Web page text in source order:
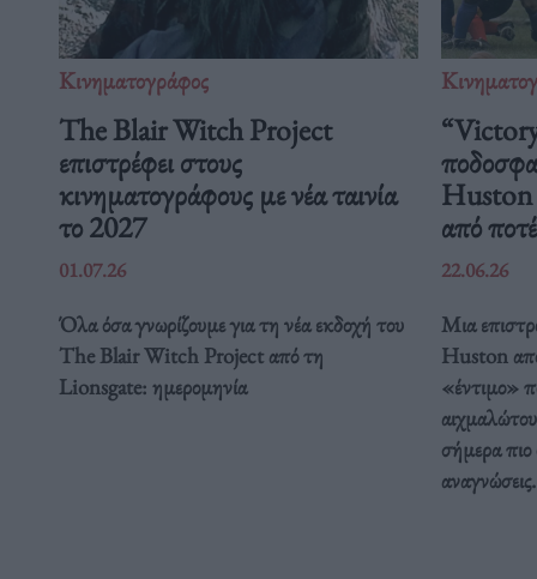
Κινηματογράφος
The Blair Witch Project
επιστρέφει στους
κινηματογράφους με νέα ταινία
το 2027
01.07.26
Όλα όσα γνωρίζουμε για τη νέα εκδοχή του
The Blair Witch Project από τη
Lionsgate: ημερομηνία
Huston
από ποτέ
22.06.26
Μια
Huston
«έντιμο»
σήμερα πιο
αναγνώσεις.